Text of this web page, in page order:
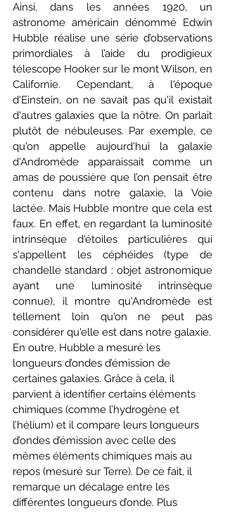
Ainsi, dans les années 1920, un
astronome américain dénommé Edwin
Hubble réalise une série d’observations
primordiales à l’aide du prodigieux
télescope Hooker sur le mont Wilson, en
Californie. Cependant, à l'époque
d'Einstein, on ne savait pas qu'il existait
d'autres galaxies que la nôtre. On parlait
plutôt de nébuleuses. Par exemple, ce
qu'on appelle aujourd'hui la galaxie
d'Andromède apparaissait comme un
amas de poussière que l’on pensait être
contenu dans notre galaxie, la Voie
lactée. Mais Hubble montre que cela est
faux. En effet, en regardant la luminosité
intrinsèque d'étoiles particulières qui
s'appellent les céphéides (type de
chandelle standard : objet astronomique
ayant une luminosité intrinsèque
connue), il montre qu'Andromède est
tellement loin qu'on ne peut pas
considérer qu'elle est dans notre galaxie.
En outre, Hubble a mesuré les
longueurs d’ondes d’émission de
certaines galaxies. Grâce à cela, il
parvient à identifier certains éléments
chimiques (comme l’hydrogène et
l’hélium) et il compare leurs longueurs
d’ondes d’émission avec celle des
mêmes éléments chimiques mais au
repos (mesuré sur Terre). De ce fait, il
remarque un décalage entre les
différentes longueurs d’onde. Plus